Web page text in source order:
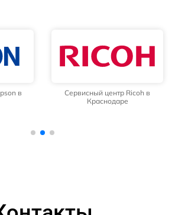
в
Сервисный центр Ricoh в
Краснодаре